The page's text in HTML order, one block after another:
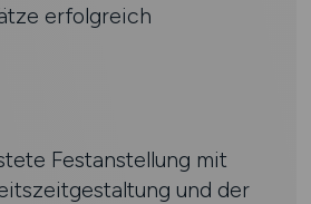
erfolgreich
Festanstellung mit
und der